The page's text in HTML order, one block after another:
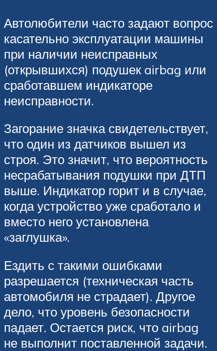
Автолюбители часто задают вопрос
касательно эксплуатации машины
при наличии неисправных
(открывшихся) подушек airbag или
сработавшем индикаторе
неисправности.
Загорание значка свидетельствует,
что один из датчиков вышел из
строя. Это значит, что вероятность
несрабатывания подушки при ДТП
выше. Индикатор горит и в случае,
когда устройство уже сработало и
вместо него установлена
«заглушка».
Ездить с такими ошибками
разрешается (техническая часть
автомобиля не страдает). Другое
дело, что уровень безопасности
падает. Остается риск, что airbag
не выполнит поставленной задачи.